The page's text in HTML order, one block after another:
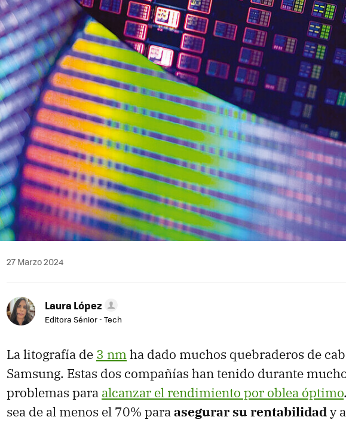
27 Marzo 2024
Laura López
Editora Sénior - Tech
La litografía de 3 nmha dado muchos quebraderos de
Samsung. Estas dos compañías han tenido durante
problemas para alcanzar el rendimiento por oblea óptimo
sea de al menos el 70% paraasegurar su rentabilidady